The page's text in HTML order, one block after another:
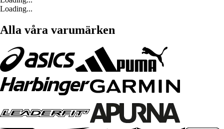
Loading...
Alla våra varumärken